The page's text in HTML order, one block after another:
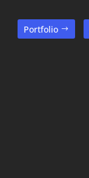
Portfolio